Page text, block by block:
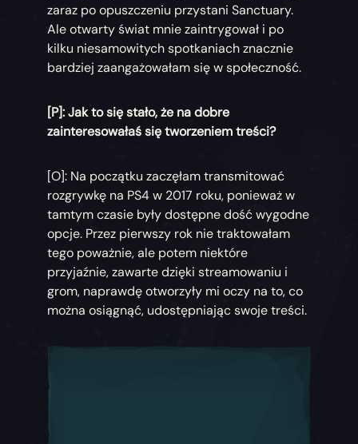
zaraz po opuszczeniu przystani Sanctuary.
Ale otwarty świat mnie zaintrygował i po
kilku niesamowitych spotkaniach znacznie
bardziej zaangażowałam się w społeczność.
[P]: Jak to się stało, że na dobre
zainteresowałaś się tworzeniem treści?
[O]: Na początku zaczęłam transmitować
rozgrywkę na PS4 w 2017 roku, ponieważ w
tamtym czasie były dostępne dość wygodne
opcje. Przez pierwszy rok nie traktowałam
tego poważnie, ale potem niektóre
przyjaźnie, zawarte dzięki streamowaniu i
grom, naprawdę otworzyły mi oczy na to, co
można osiągnąć, udostępniając swoje treści.